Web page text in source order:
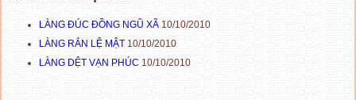
LÀNG ĐÚC ĐỒNG NGŨ XÃ 10/10/2010
LÀNG RẮN LỆ MẬT10/10/2010
LÀNG DỆT VẠN PHÚC 10/10/2010